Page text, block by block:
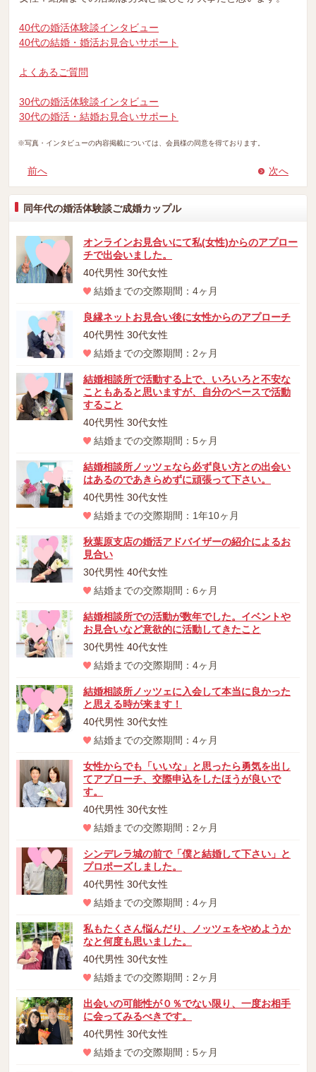
40代の婚活体験談インタビュー
40代の結婚・婚活お見合いサポート
よくあるご質問
30代の婚活体験談インタビュー
30代の婚活・結婚お見合いサポート
※写真・インタビューの内容掲載については、会員様の同意を得ております。
前へ 次へ
同年代の婚活体験談ご成婚カップル
オンラインお見合いにて私(女性)からのアプロー
チで出会いました。
40代男性 30代女性
結婚までの交際期間：4ヶ月
良縁ネットお見合い後に女性からのアプローチ
40代男性 30代女性
結婚までの交際期間：2ヶ月
結婚相談所で活動する上で、いろいろと不安な
こともあると思いますが、自分のペースで活動
すること
40代男性 30代女性
結婚までの交際期間：5ヶ月
結婚相談所ノッツェなら必ず良い方との出会い
はあるのであきらめずに頑張って下さい。
40代男性 30代女性
結婚までの交際期間：1年10ヶ月
秋葉原支店の婚活アドバイザーの紹介によるお
見合い
30代男性 40代女性
結婚までの交際期間：6ヶ月
結婚相談所での活動が数年でした。イベントや
お見合いなど意欲的に活動してきたこと
30代男性 40代女性
結婚までの交際期間：4ヶ月
結婚相談所ノッツェに入会して本当に良かった
と思える時が来ます！
40代男性 30代女性
結婚までの交際期間：4ヶ月
女性からでも「いいな」と思ったら勇気を出し
てアプローチ、交際申込をしたほうが良いで
す。
40代男性 30代女性
結婚までの交際期間：2ヶ月
シンデレラ城の前で「僕と結婚して下さい」と
プロポーズしました。
40代男性 30代女性
結婚までの交際期間：4ヶ月
私もたくさん悩んだり、ノッツェをやめようか
なと何度も思いました。
40代男性 30代女性
結婚までの交際期間：2ヶ月
出会いの可能性が０％でない限り、一度お相手
に会ってみるべきです。
40代男性 30代女性
結婚までの交際期間：5ヶ月